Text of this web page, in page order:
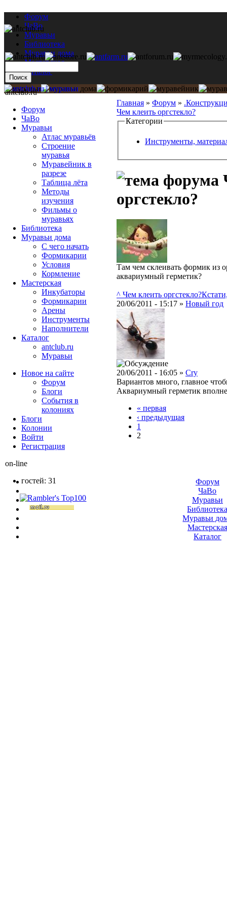
Форум
ЧаВо
Муравьи
Библиотека
Муравьи дома
Мастерская
Каталог
Главная » Форум »
Чем клеить оргстекло?
Категории
Инструменты,
оргстекло?
Там чем склеивать формик из
аквариумный герметик?
^ Чем клеить оргстекло?
20/06/2011 - 15:17 » Новый год
20/06/2011 - 16:05 » Cry
Вариантов много, главное
Аквариумный герметик
« первая
‹ предыдущая
1
2
antclub.ru
Форум
ЧаВо
Муравьи
Атлас муравьёв
Строение
муравья
Муравейник в
разрезе
Таблица лёта
Методы
изучения
Фильмы о
муравьях
Библиотека
Муравьи дома
С чего начать
Формикарии
Условия
Кормление
Мастерская
Инкубаторы
Формикарии
Арены
Инструменты
Наполнители
Каталог
antclub.ru
Муравьи
Новое на сайте
Форум
Блоги
События в
колониях
Блоги
Колонии
Войти
Peгиcтpaция
on-line
гостей: 31
Форум
ЧаВо
Муравьи
Муравьи
Мастерская
Каталог